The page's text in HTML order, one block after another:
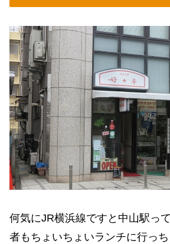
何気にJR横浜線ですと中山駅っ
者もちょいちょいランチに行っ